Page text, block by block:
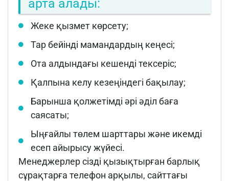
арта алады:
Жеке қызмет көрсету;
Тар бейінді мамандардың кеңесі;
Ота алдындағы кешенді тексеріс;
Қалпына келу кезеңіндегі бақылау;
Барынша қолжетімді әрі әділ баға
саясаты;
Ыңғайлы төлем шарттары және икемді
есеп айырысу жүйесі.
Менеджерлер сізді қызықтырған барлық
сұрақтарға телефон арқылы, сайттағы